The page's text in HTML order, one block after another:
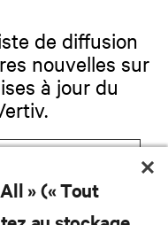
de diffusion
nouvelles sur
à jour du
» (« Tout